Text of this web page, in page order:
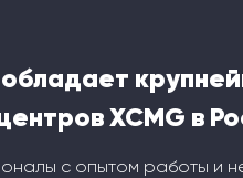
XCMG в
с опытом работы и